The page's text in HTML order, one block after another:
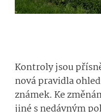
Kontroly jsou
nová pravidla
známek. Ke
jiné s nedávným